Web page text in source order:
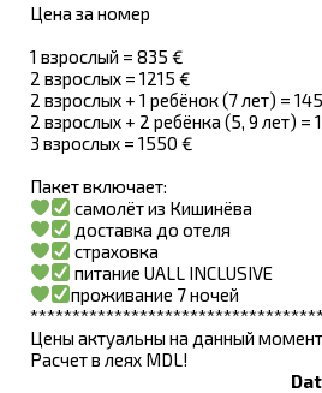
Цена за номер
1 взрослый = 835 €
2 взрослых = 1215 €
2 взрослых + 1 ребёнок (7 лет) =
2 взрослых + 2 ребёнка (5, 9 лет) =
3 взрослых = 1550 €
Пакет включает:
самолёт из Кишинёва
доставка до отеля
страховка
питание UALL INCLUSIVE
проживание 7 ночей
Цены актуальны на данный
Расчет в леях MDL!